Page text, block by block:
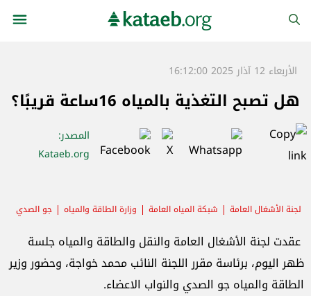
الأربعاء 12 آذار 2025 16:12:00
هل تصبح التغذية بالمياه 16ساعة قريبًا؟
المصدر:
Kataeb.org
لجنة الأشغال العامة شبكة المياه العامة وزارة الطاقة والمياه جو الصدي
عقدت لجنة الأشغال العامة والنقل والطاقة والمياه جلسة
ظهر اليوم، برئاسة مقرر اللجنة النائب محمد خواجة، وحضور وزير
الطاقة والمياه جو الصدي والنواب الاعضاء.